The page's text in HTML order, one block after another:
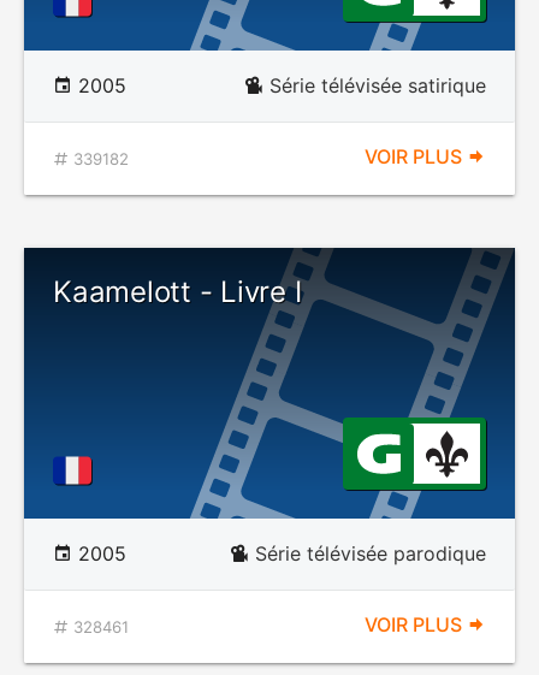
2005 Série télévisée satirique
339182 VOIR PLUS
Kaamelott - Livre I
2005 Série télévisée parodique
328461 VOIR PLUS